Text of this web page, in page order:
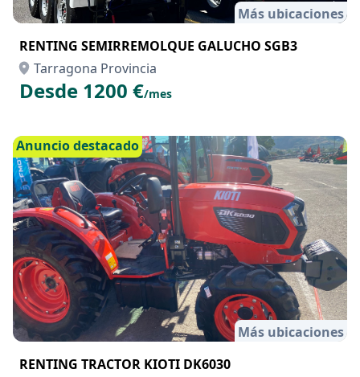
Más ubicaciones
RENTING SEMIRREMOLQUE GALUCHO SGB3
Tarragona Provincia
Desde 1200 €/mes
Anuncio destacado
Más ubicaciones
RENTING TRACTOR KIOTI DK6030